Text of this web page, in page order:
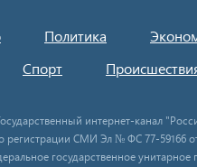
Политика
Спорт
интернет-канал
регистрации СМИ Эл № ФС 77-59166 от
государственное унитарное